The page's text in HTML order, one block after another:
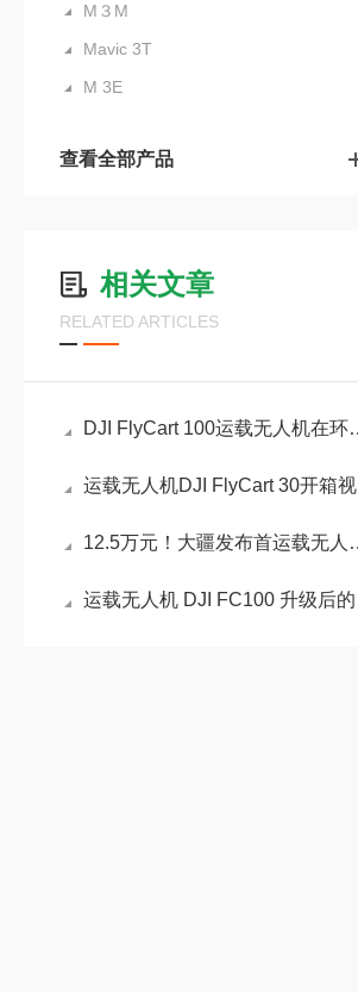
M３M
Mavic 3T
M 3E
查看全部产品
相关文章
RELATED ARTICLES
DJI FlyCart 100运载无人机在环保方面的作用
运载无人机DJI FlyCart 30开箱视频配置
12.5万元！大疆发布首运载无人机DJI FlyCart 30介绍
运载无人机 DJI FC100 升级后的亮点主要